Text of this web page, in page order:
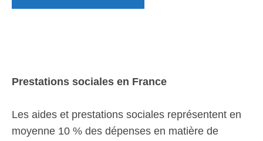
Prestations sociales en France
Les aides et prestations sociales représentent en
moyenne 10 % des dépenses en matière de